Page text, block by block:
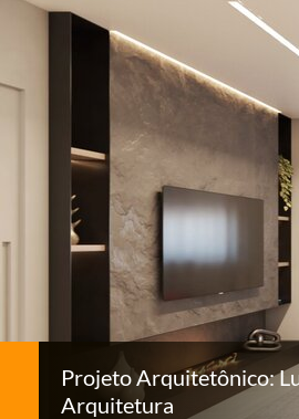
Projeto Arquitetônico:
Arquitetura